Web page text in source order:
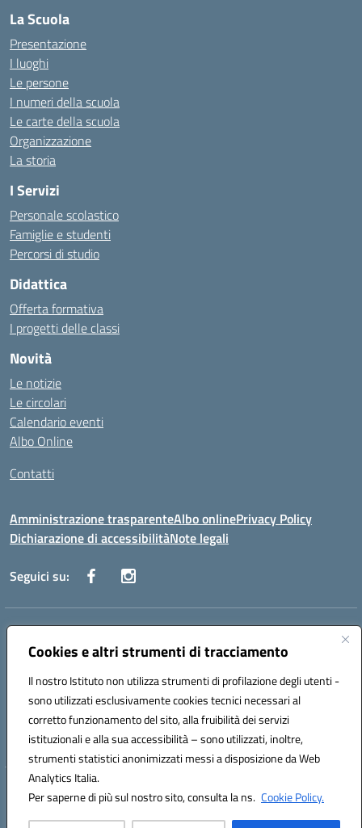
Cookies e altri strumenti di tracciamento
Il nostro Istituto non utilizza strumenti di profilazione degli utenti -
sono utilizzati esclusivamente cookies tecnici necessari al
corretto funzionamento del sito, alla fruibilità dei servizi
istituzionali e alla sua accessibilità – sono utilizzati, inoltre,
strumenti statistici anonimizzati messi a disposizione da Web
Analytics Italia.
Per saperne di più sul nostro sito, consulta la ns. Cookie Policy.
La Scuola
Presentazione
I luoghi
Le persone
I numeri della scuola
Le carte della scuola
Organizzazione
La storia
I Servizi
Personale scolastico
Famiglie e studenti
Percorsi di studio
Didattica
Offerta formativa
I progetti delle classi
Novità
Le notizie
Le circolari
Calendario eventi
Albo Online
Contatti
Amministrazione trasparenteAlbo onlinePrivacy Policy
Dichiarazione di accessibilitàNote legali
Seguici su:
Indirizzo:
Centralino:0881636571 Email:fgps040004@istruzione.it
Codice fiscale: 80031370713
Codice meccanografico:
FGPS040004
Codice Indice delle Pubbliche Amministrazioni (IPA): istsc_fgps040004
Hosting & Powered by 3D Solution S.r.l.
Concept & Design by Designers Italia